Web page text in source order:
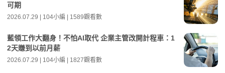
可期
2026.07.29 | 104小編 | 1589觀看數
藍領工作大翻身！不怕AI取代 企業主管改開計程車：1
2天賺到以前月薪
2026.07.29 | 104小編 | 1827觀看數